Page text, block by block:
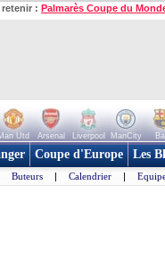
retenir : Palmarès Coupe du
Utd Arsenal Liverpool ManCity
Coupe d'Europe Les
Buteurs | Calendrier |